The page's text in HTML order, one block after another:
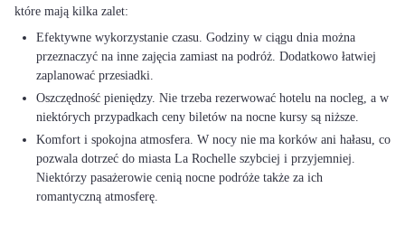
Efektywne wykorzystanie czasu. Godziny w ciągu dnia można
przeznaczyć na inne zajęcia zamiast na podróż. Dodatkowo łatwiej
zaplanować przesiadki.
Oszczędność pieniędzy. Nie trzeba rezerwować hotelu na nocleg, a w
niektórych przypadkach ceny biletów na nocne kursy są niższe.
Komfort i spokojna atmosfera. W nocy nie ma korków ani hałasu, co
pozwala dotrzeć do miasta La Rochelle szybciej i przyjemniej.
Niektórzy pasażerowie cenią nocne podróże także za ich
romantyczną atmosferę.